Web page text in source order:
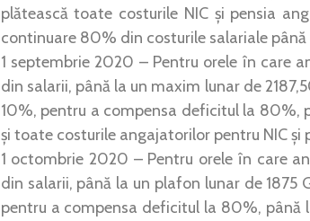
plătească toate costurile NIC și pensia
continuare 80% din costurile salariale
1 septembrie 2020 – Pentru orele în care
din salarii, până la un maxim lunar de
10%, pentru a compensa deficitul la 80%,
și toate costurile angajatorilor pentru NIC și
1 octombrie 2020 – Pentru orele în care
din salarii, până la un plafon lunar de 1875
pentru a compensa deficitul la 80%, până